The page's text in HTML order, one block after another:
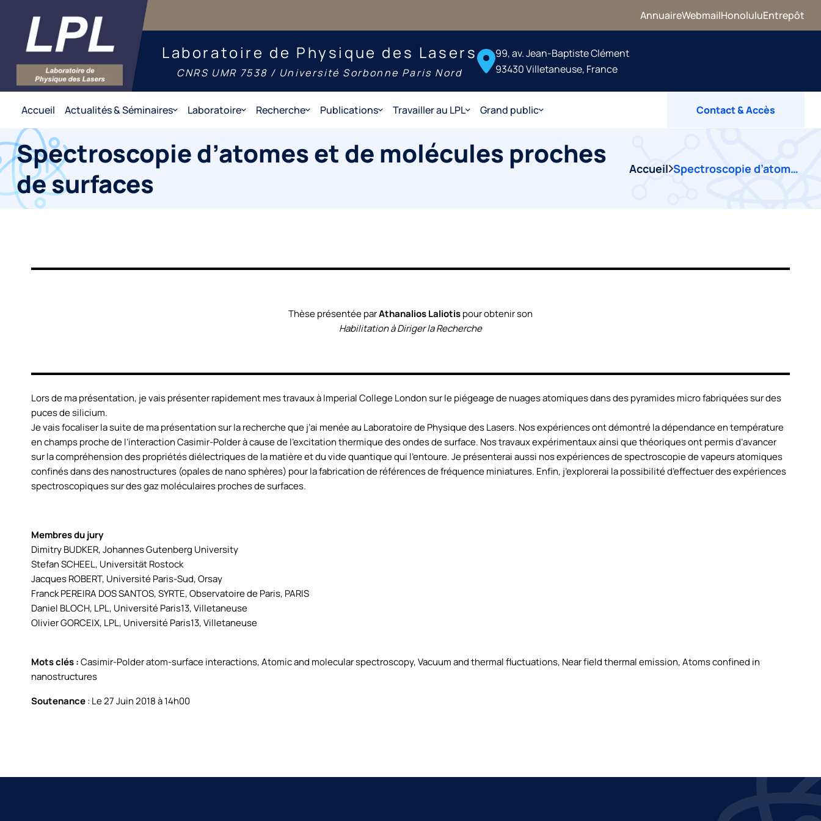
AnnuaireWebmailHonoluluEntrepôt
Laboratoire de Physique des Lasers
CNRS UMR 7538 / Université Sorbonne Paris Nord
99, av. Jean-Baptiste Clément
93430 Villetaneuse, France
Accueil Actualités & Séminaires Laboratoire Recherche Publications Travailler au LPL Grand public Contact & Accès
Spectroscopie d’atomes et de molécules proches
de surfaces
Accueil Spectroscopie d’atomes et de molécules proches de surfaces
Thèse présentée parAthanalios Laliotispour obtenir son
Habilitation à Diriger la Recherche
Lors de ma présentation, je vais présenter rapidement mes travaux à Imperial College London sur le piégeage de nuages atomiques dans des pyramides micro fabriquées sur des
puces de silicium.
Je vais focaliser la suite de ma présentation sur la recherche que j’ai menée au Laboratoire de Physique des Lasers. Nos expériences ont démontré la dépendance en température
en champs proche de l’interaction Casimir-Polder à cause de l’excitation thermique des ondes de surface. Nos travaux expérimentaux ainsi que théoriques ont permis d’avancer
sur la compréhension des propriétés diélectriques de la matière et du vide quantique qui l’entoure. Je présenterai aussi nos expériences de spectroscopie de vapeurs atomiques
confinés dans des nanostructures (opales de nano sphères) pour la fabrication de références de fréquence miniatures. Enfin, j’explorerai la possibilité d’effectuer des expériences
spectroscopiques sur des gaz moléculaires proches de surfaces.
Membres du jury
Dimitry BUDKER, Johannes Gutenberg University
Stefan SCHEEL, Universität Rostock
Jacques ROBERT, Université Paris-Sud, Orsay
Franck PEREIRA DOS SANTOS, SYRTE, Observatoire de Paris, PARIS
Daniel BLOCH, LPL, Université Paris13, Villetaneuse
Olivier GORCEIX, LPL, Université Paris13, Villetaneuse
Mots clés :Casimir-Polder atom-surface interactions, Atomic and molecular spectroscopy, Vacuum and thermal fluctuations, Near field thermal emission, Atoms confined in
nanostructures
Soutenance: Le 27 Juin 2018 à 14h00